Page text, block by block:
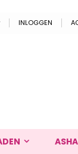
INLOGGEN